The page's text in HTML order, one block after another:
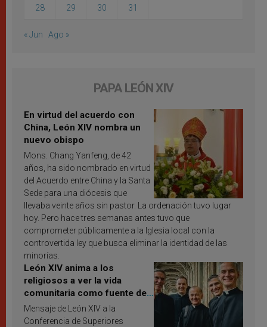
28 29 30 31
« Jun Ago »
PAPA LEÓN XIV
En virtud del acuerdo con
China, León XIV nombra un
nuevo obispo
Mons. Chang Yanfeng, de 42
años, ha sido nombrado en virtud
del Acuerdo entre China y la Santa
Sede para una diócesis que
llevaba veinte años sin pastor. La ordenación tuvo lugar
hoy. Pero hace tres semanas antes tuvo que
comprometer públicamente a la Iglesia local con la
controvertida ley que busca eliminar la identidad de las
minorías.
León XIV anima a los
religiosos a ver la vida
comunitaria como fuente de
inspiración y santificación
Mensaje de León XIV a la
Conferencia de Superiores